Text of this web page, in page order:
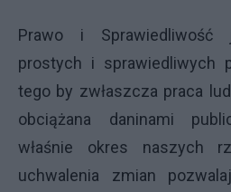
Prawo i
prostych i sprawiedliwych
tego by zwłaszcza praca
obciążana daninami
właśnie okres naszych
uchwalenia zmian